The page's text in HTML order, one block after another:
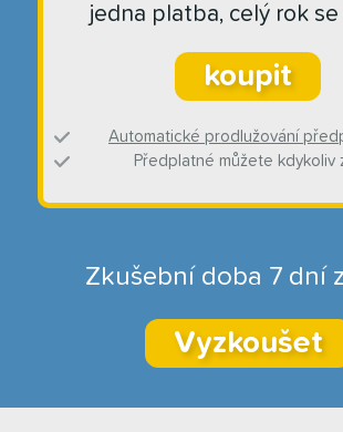
jedna platba, celý rok
koupit
Automatické prodlužování
Předplatné můžete kdykoliv
Zkušební doba 7 dní
Vyzkoušet